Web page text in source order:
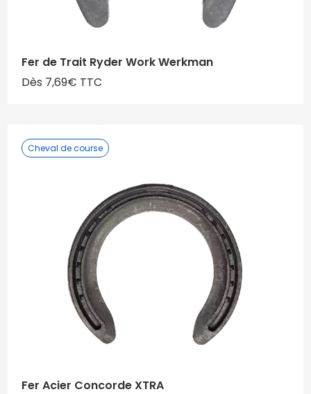
Fer de Trait Ryder Work Werkman
Dès 7,69€ TTC
Cheval de course
Fer Acier Concorde XTRA